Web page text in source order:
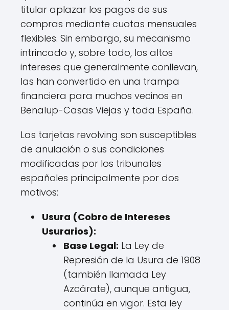
titular aplazar los pagos de sus
compras mediante cuotas mensuales
flexibles. Sin embargo, su mecanismo
intrincado y, sobre todo, los altos
intereses que generalmente conllevan,
las han convertido en una trampa
financiera para muchos vecinos en
Benalup-Casas Viejas y toda España.
Las tarjetas revolving son susceptibles
de anulación o sus condiciones
modificadas por los tribunales
españoles principalmente por dos
motivos:
Usura (Cobro de Intereses
Usurarios):
Base Legal: La Ley de
Represión de la Usura de 1908
(también llamada Ley
Azcárate), aunque antigua,
continúa en vigor. Esta ley